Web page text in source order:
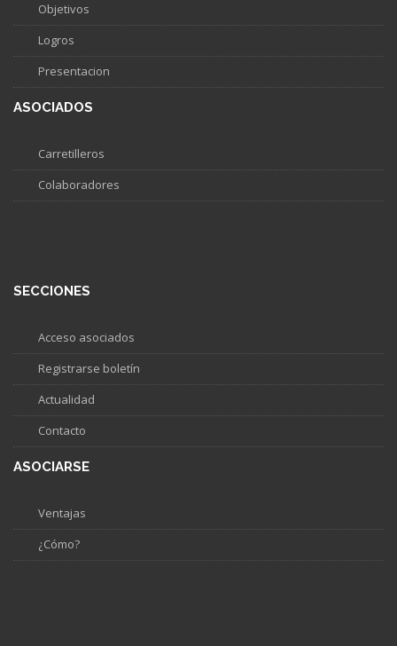
Objetivos
Logros
Presentacion
ASOCIADOS
Carretilleros
Colaboradores
SECCIONES
Acceso asociados
Registrarse boletín
Actualidad
Contacto
ASOCIARSE
Ventajas
¿Cómo?